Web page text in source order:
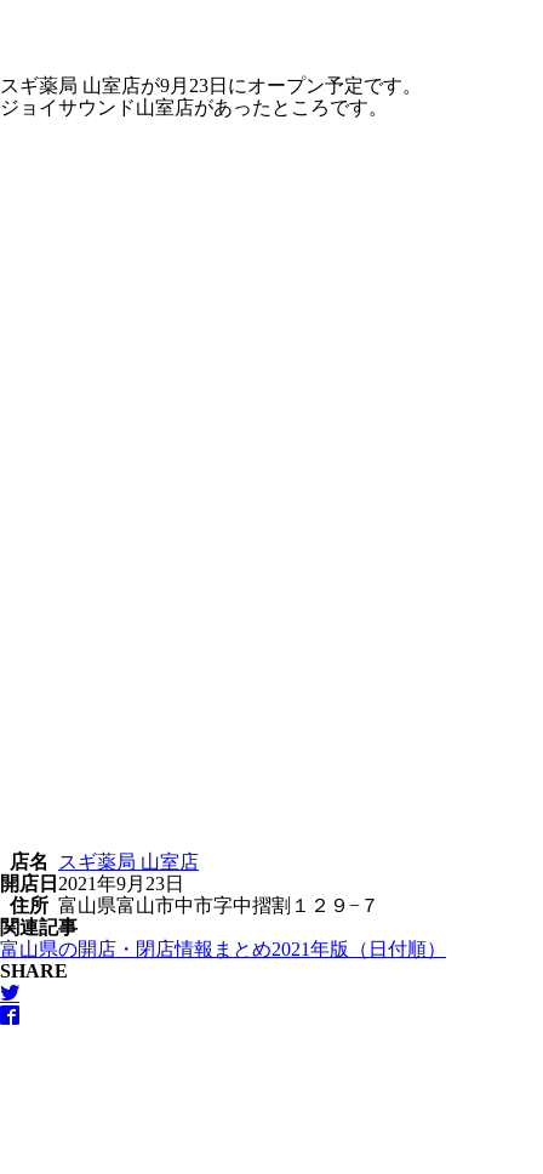
スギ薬局 山室店が9月23日にオープン予定です。
ジョイサウンド山室店があったところです。
店名
スギ薬局 山室店
開店日 2021年9月23日
住所 富山県富山市中市字中摺割１２９−７
関連記事
富山県の開店・閉店情報まとめ2021年版（日付順）
SHARE